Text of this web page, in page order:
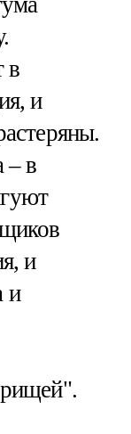
в
и
– в
и
и